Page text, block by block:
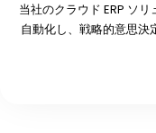
当社のクラウド ERP ソ
自動化し、戦略的意思決